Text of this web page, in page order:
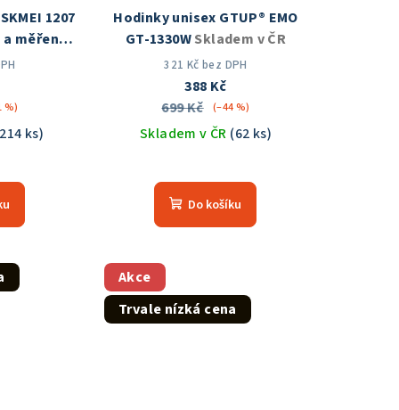
1207
měřením
v ČR
%)
ks)
Hodinky unisex GTUP® EMO
GT-1330WSkladem v ČR
321 Kč bez DPH
388 Kč
699 Kč
(–44 %)
Skladem v ČR (62 ks)
hodnocení
produktu
je
5
hvězdiček.
Do košíku
Akce
Trvale nízká cena